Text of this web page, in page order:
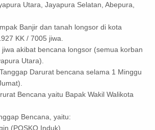
Utara, Jayapura Selatan, Abepura,
Banjir dan tanah longsor di kota
KK / 7005 jiwa.
akibat bencana longsor (semua korban
Utara).
Darurat bencana selama 1 Minggu
Bencana yaitu Bapak Wakil Walikota
Bencana, yaitu:
(POSKO Induk)